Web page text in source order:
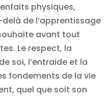
physiques,
de l’apprentissage
avant tout
Le respect, la
soi, l’entraide et la
fondements de la vie
quel que soit son